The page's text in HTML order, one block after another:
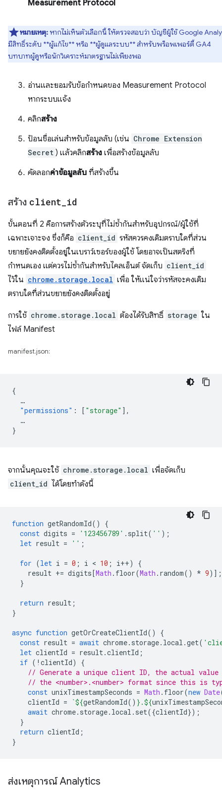
Measurement Protocol
หมายเหตุ: หากไม่เห็นตัวเลือกนี้ ให้ตรวจสอบว่า บัญชีผู้ใช้ Google
มีสิทธิ์ระดับ **ผู้แก้ไข** หรือ **ผู้ดูแลระบบ** สำหรับพร็อพเพอร์ตี้ GA4
บทบาทผู้ดูหรือนักวิเคราะห์มาตรฐานไม่เพียงพอ
อ่านและยอมรับข้อกำหนดของ Measurement Protocol
หากระบบแจ้ง
คลิกสร้าง
ป้อนชื่อเล่นสำหรับข้อมูลลับ (เช่น Chrome Extension
Secret ) แล้วคลิกสร้าง เพื่อสร้างข้อมูลลับ
คัดลอกค่าข้อมูลลับ ที่สร้างขึ้น
สร้าง client id
ขั้นตอนที่ 2 คือการสร้างตัวระบุที่ไม่ซ้ำกันสำหรับอุปกรณ์/ผู้ใช้ที่
เฉพาะเจาะจง ซึ่งก็คือ client_id รหัสควรคงเดิมตราบใดที่ส่วน
ขยายยังคงติดตั้งอยู่ในเบราว์เซอร์ของผู้ใช้ โดยอาจเป็นสตริงที่
กำหนดเอง แต่ควรไม่ซ้ำกันสำหรับไคลเอ็นต์ จัดเก็บ client_id
ไว้ใน chrome.storage.local เพื่อ ให้แน่ใจว่ารหัสจะคงเดิม
ตราบใดที่ส่วนขยายยังคงติดตั้งอยู่
การใช้ chrome.storage.local ต้องได้รับสิทธิ์ storage ใน
ไฟล์ Manifest
manifest.json:
{
…
"permissions" : [ "storage" ],
…
}
จากนั้นคุณจะใช้ chrome.storage.local เพื่อจัดเก็บ
client_id ได้โดยทำดังนี้
function getRandomId()
{
const digits = '123456789' . split( '' );
let result = '' ;
for (let i = 0 ; i < 10 ; i++)
{
result += digits[Math . floor(Math . random() * 9)];
}
return result ;
}
async function getOrCreateClientId()
{
const result = await chrome. storage. local .get(
let clientId = result.clientId ;
if ( ! clientId)
{
// Generate a unique client ID, the actual value
// the <number>.<number> format since this is
const unixTimestampSeconds = Math . floor(new Date
clientId = `${getRandomId() } .${
await chrome. storage. local . set({clientId});
}
return clientId ;
}
ส่งเหตุการณ์ Analytics